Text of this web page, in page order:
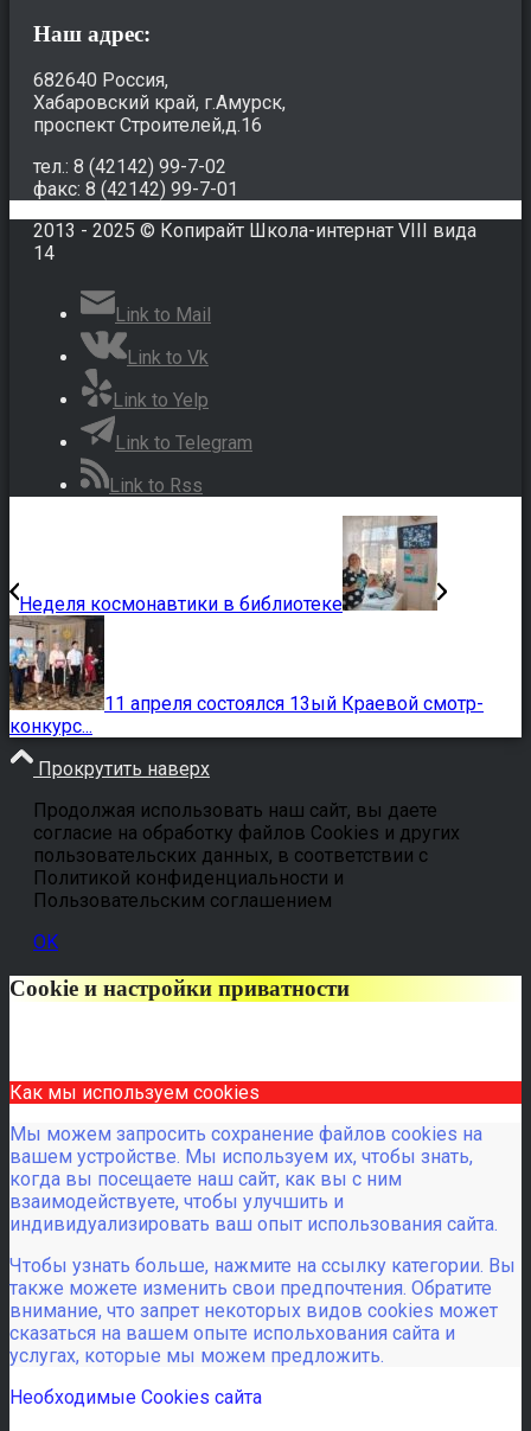
Наш адрес:
682640 Россия,
Хабаровский край, г.Амурск,
проспект Строителей,д.16
тел.: 8 (42142) 99-7-02
факс: 8 (42142) 99-7-01
2013 - 2025 © Копирайт Школа-интернат VIII вида
14
Link to Mail
Link to Vk
Link to Yelp
Link to Telegram
Link to Rss
Неделя космонавтики в библиотеке
11 апреля состоялся 13ый Краевой смотр-
конкурс...
Прокрутить наверх
Продолжая использовать наш сайт, вы даете
согласие на обработку файлов Cookies и других
пользовательских данных, в соответствии с
Политикой конфиденциальности и
Пользовательским соглашением
OK
Cookie и настройки приватности
Как мы используем cookies
Мы можем запросить сохранение файлов cookies на
вашем устройстве. Мы используем их, чтобы знать,
когда вы посещаете наш сайт, как вы с ним
взаимодействуете, чтобы улучшить и
индивидуализировать ваш опыт использования сайта.
Чтобы узнать больше, нажмите на ссылку категории. Вы
также можете изменить свои предпочтения. Обратите
внимание, что запрет некоторых видов cookies может
сказаться на вашем опыте испольхования сайта и
услугах, которые мы можем предложить.
Необходимые Cookies сайта